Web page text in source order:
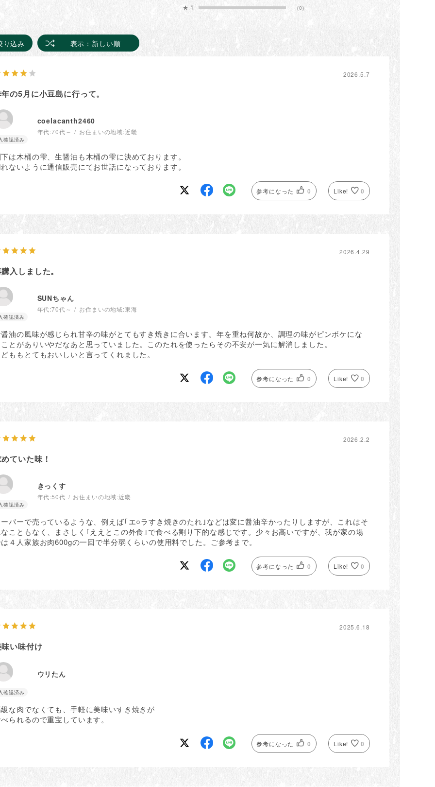
★ 1 (0)
り込み 表示：新しい順
2026.5.7
の5月に小豆島に行って。
coelacanth2460
年代:70代～ お住まいの地域:近畿
は木桶の雫、生醤油も木桶の雫に決めております。
ないように通信販売にてお世話になっております。
参考になった 0 Like! 0
2026.4.29
入しました。
SUNちゃん
年代:70代～ お住まいの地域:東海
油の風味が感じられ甘辛の味がとてもすき焼きに合います。年を重ね何故か、調理の味がピンボケにな
とがありいやだなあと思っていました。このたれを使ったらその不安が一気に解消しました。
ももとてもおいしいと言ってくれました。
参考になった 0 Like! 0
2026.2.2
ていた味！
きっくす
年代:50代 お住まいの地域:近畿
パーで売っているような、例えば｢エ○ラすき焼きのたれ｣などは変に醤油辛かったりしますが、これはそ
こともなく、まさしく｢ええとこの外食｣で食べる割り下的な感じです。少々お高いですが、我が家の場
４人家族お肉600gの一回で半分弱くらいの使用料でした。ご参考まで。
参考になった 0 Like! 0
2025.6.18
い味付け
ウリたん
な肉でなくても、手軽に美味いすき焼きが
られるので重宝しています。
参考になった 0 Like! 0